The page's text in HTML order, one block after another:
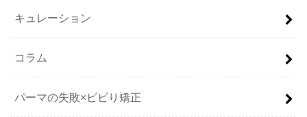
キュレーション
コラム
パーマの失敗×ビビり矯正